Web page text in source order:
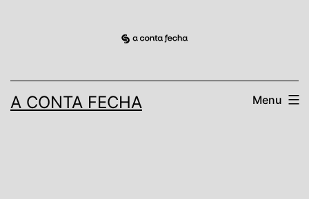
conteúdo
A CONTA FECHA Menu